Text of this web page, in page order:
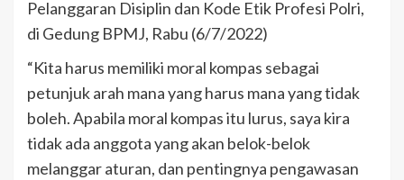
Pelanggaran Disiplin dan Kode Etik Profesi Polri,
di Gedung BPMJ, Rabu (6/7/2022)
“Kita harus memiliki moral kompas sebagai
petunjuk arah mana yang harus mana yang tidak
boleh. Apabila moral kompas itu lurus, saya kira
tidak ada anggota yang akan belok-belok
melanggar aturan, dan pentingnya pengawasan